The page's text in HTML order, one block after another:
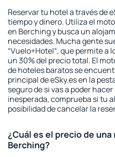
Reservar tu hotel a través de
tiempo y dinero. Utiliza el
en Berching y busca un
necesidades. Mucha gente
“Vuelo+Hotel“, que permite a
un 30% del precio total. El
de hoteles baratos se
principal de eSky.es en la
seguro de si vas a poder
inesperada, comprueba si tu
posibilidad de cancelar la
¿Cuál es el precio de
Berching?